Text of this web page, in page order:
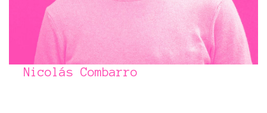
Nicolás Combarro